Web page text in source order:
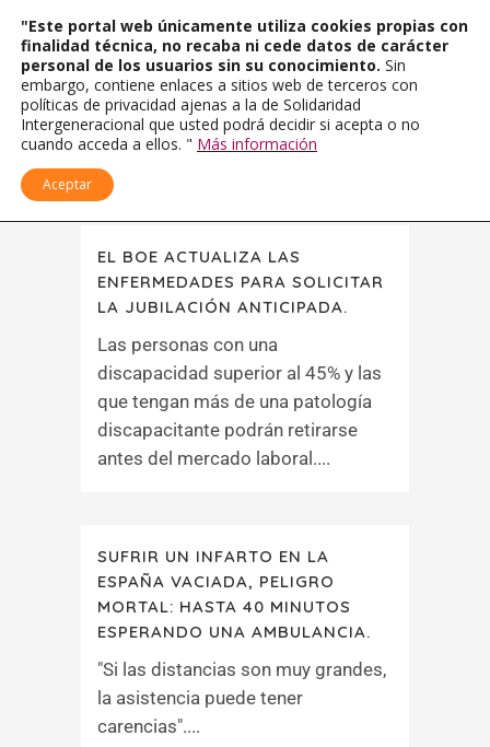
EL BOE ACTUALIZA LAS
ENFERMEDADES PARA SOLICITAR
LA JUBILACIÓN ANTICIPADA.
Las personas con una
discapacidad superior al 45% y las
que tengan más de una patología
discapacitante podrán retirarse
antes del mercado laboral....
SUFRIR UN INFARTO EN LA
ESPAÑA VACIADA, PELIGRO
MORTAL: HASTA 40 MINUTOS
ESPERANDO UNA AMBULANCIA.
"Si las distancias son muy grandes,
la asistencia puede tener
carencias"....
"Este portal web únicamente utiliza cookies propias con
finalidad técnica, no recaba ni cede datos de carácter
personal de los usuarios sin su conocimiento. Sin
embargo, contiene enlaces a sitios web de terceros con
políticas de privacidad ajenas a la de Solidaridad
Intergeneracional que usted podrá decidir si acepta o no
cuando acceda a ellos. " Más información
Aceptar